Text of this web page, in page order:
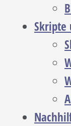
Skripte